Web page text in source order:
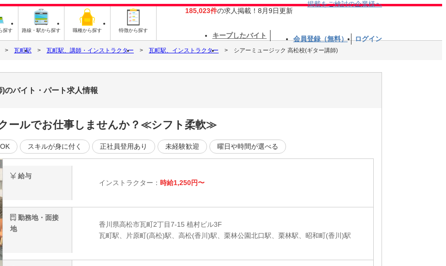
探す 路線・駅から探す 職種から探す 特徴から探す
185,023件の求人掲載！8月9日更新
掲載をご検討の企業様へ
キープしたバイト 会員登録（無料） ログイン
瓦町駅 瓦町駅、講師・インストラクター 瓦町駅、インストラクター シアーミュージック 高松校(ギター講師)
のバイト・パート求人情報
ールでお仕事しませんか？≪シフト柔軟≫
スキルが身に付く 正社員登用あり 未経験歓迎 曜日や時間が選べる
給与
インストラクター： 時給1,250円〜
勤務地・面接
地
香川県高松市瓦町2丁目7-15 植村ビル3F
瓦町駅、片原町(高松)駅、高松(香川)駅、栗林公園北口駅、栗林駅、昭和町(香川)駅